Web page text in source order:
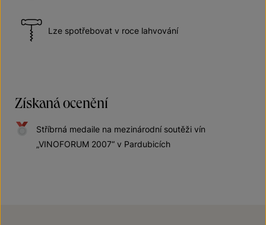
Lze spotřebovat v roce lahvování
Získaná ocenění
Stříbrná medaile na mezinárodní soutěži vín
„VINOFORUM 2007“ v Pardubicích